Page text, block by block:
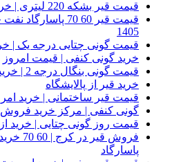
قیمت قیر بشکه 220 لیتری | خرید امروز پالایشگاه
قیمت قیر 60 70
1405
قیمت گونی چتایی درجه یک | خرید
خرید گونی کنفی | قیمت امروز
قیمت گونی بنگال درجه 2 | خرید امروز مرداد ماه 1405
خرید قیر از پالایشگاه
قیمت قیر ساختمانی | خرید
گونی کنفی | مرکز خرید فروش
قیمت روز گونی چتایی | خرید از
فروش
پاسارگاد